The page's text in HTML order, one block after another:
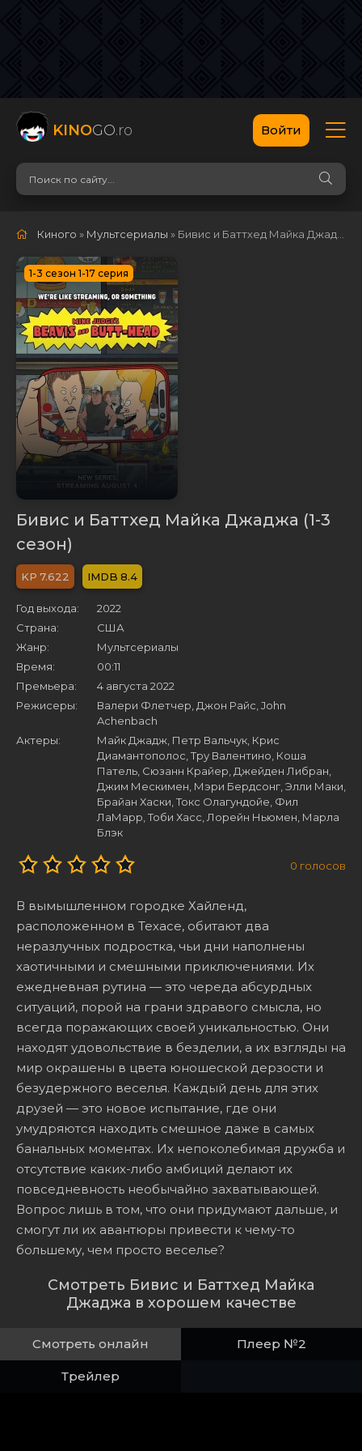
KINOGO.ro Войти
Киного » Мультсериалы » Бивис и Баттхед Майка Джаджа
1-3 сезон 1-17 серия
Бивис и Баттхед Майка Джаджа (1-3
сезон)
7.622 8.4
Год выхода:
2022
Страна:
США
Жанр:
Мультсериалы
Время:
00:11
Премьера:
4 августа 2022
Режисеры:
Валери Флетчер, Джон Райс, John
Achenbach
Актеры:
Майк Джадж, Петр Вальчук, Крис
Диамантополос, Тру Валентино, Коша
Патель, Сюзанн Крайер, Джейден Либран,
Джим Мескимен, Мэри Бердсонг, Элли Маки,
Брайан Хаски, Токс Олагундойе, Фил
ЛаМарр, Тоби Хасс, Лорейн Ньюмен, Марла
Блэк
0 голосов
В вымышленном городке Хайленд,
расположенном в Техасе, обитают два
неразлучных подростка, чьи дни наполнены
хаотичными и смешными приключениями. Их
ежедневная рутина — это череда абсурдных
ситуаций, порой на грани здравого смысла, но
всегда поражающих своей уникальностью. Они
находят удовольствие в безделии, а их взгляды на
мир окрашены в цвета юношеской дерзости и
безудержного веселья. Каждый день для этих
друзей — это новое испытание, где они
умудряются находить смешное даже в самых
банальных моментах. Их непоколебимая дружба и
отсутствие каких-либо амбиций делают их
повседневность необычайно захватывающей.
Вопрос лишь в том, что они придумают дальше, и
смогут ли их авантюры привести к чему-то
большему, чем просто веселье?
Смотреть Бивис и Баттхед Майка
Джаджа в хорошем качестве
Смотреть онлайн Плеер №2
Трейлер